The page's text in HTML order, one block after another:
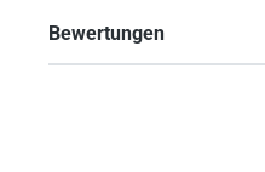
Bewertungen